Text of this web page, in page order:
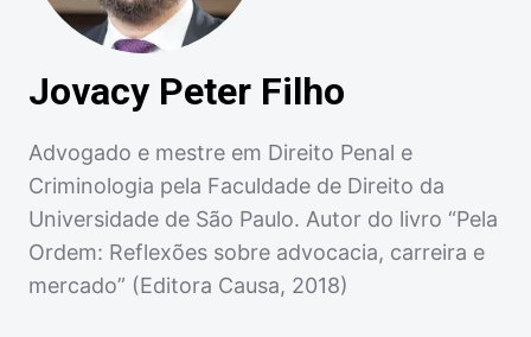
Jovacy Peter Filho
Advogado e mestre em Direito Penal e
Criminologia pela Faculdade de Direito da
Universidade de São Paulo. Autor do livro “Pela
Ordem: Reflexões sobre advocacia, carreira e
mercado” (Editora Causa, 2018)